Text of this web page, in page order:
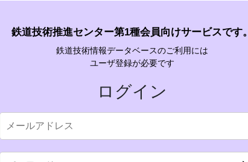
鉄道技術推進センター第1種会員向けサービスです。
鉄道技術情報データベースのご利用には
ユーザ登録が必要です
ログイン